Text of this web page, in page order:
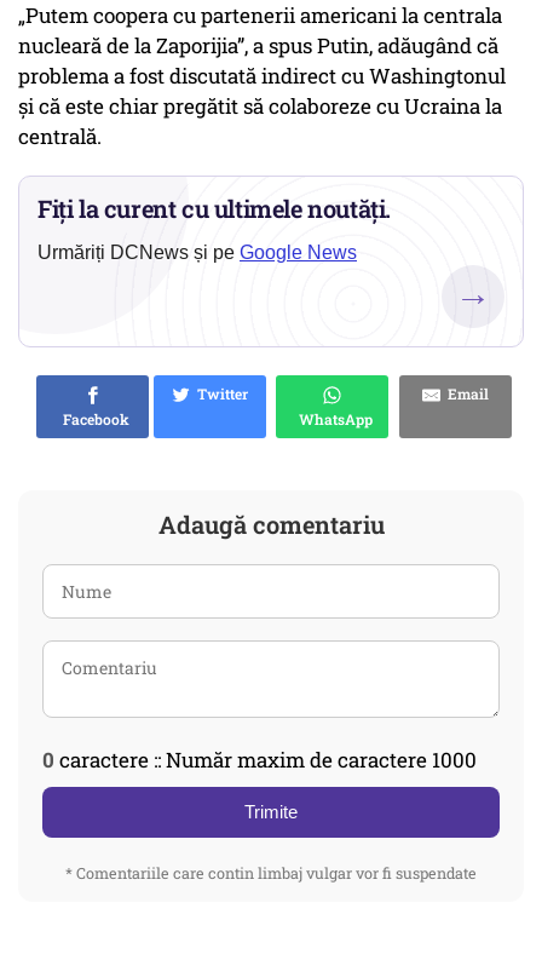
„Putem coopera cu partenerii americani la centrala
nucleară de la Zaporijia”, a spus Putin, adăugând că
problema a fost discutată indirect cu Washingtonul
și că este chiar pregătit să colaboreze cu Ucraina la
centrală.
Fiți la curent cu ultimele noutăți.
Urmăriți DCNews și pe Google News
→
Facebook
Twitter
WhatsApp
Email
Adaugă comentariu
0 caractere :: Număr maxim de caractere 1000
Trimite
* Comentariile care contin limbaj vulgar vor fi suspendate